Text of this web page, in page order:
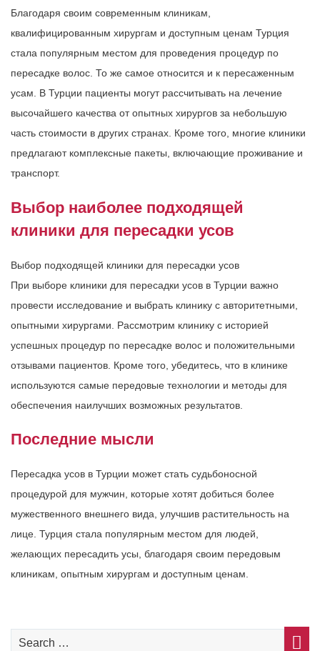
Благодаря своим современным клиникам,
квалифицированным хирургам и доступным ценам Турция
стала популярным местом для проведения процедур по
пересадке волос. То же самое относится и к пересаженным
усам. В Турции пациенты могут рассчитывать на лечение
высочайшего качества от опытных хирургов за небольшую
часть стоимости в других странах. Кроме того, многие клиники
предлагают комплексные пакеты, включающие проживание и
транспорт.
Выбор наиболее подходящей
клиники для пересадки усов
Выбор подходящей клиники для пересадки усов
При выборе клиники для пересадки усов в Турции важно
провести исследование и выбрать клинику с авторитетными,
опытными хирургами. Рассмотрим клинику с историей
успешных процедур по пересадке волос и положительными
отзывами пациентов. Кроме того, убедитесь, что в клинике
используются самые передовые технологии и методы для
обеспечения наилучших возможных результатов.
Последние мысли
Пересадка усов в Турции может стать судьбоносной
процедурой для мужчин, которые хотят добиться более
мужественного внешнего вида, улучшив растительность на
лице. Турция стала популярным местом для людей,
желающих пересадить усы, благодаря своим передовым
клиникам, опытным хирургам и доступным ценам.